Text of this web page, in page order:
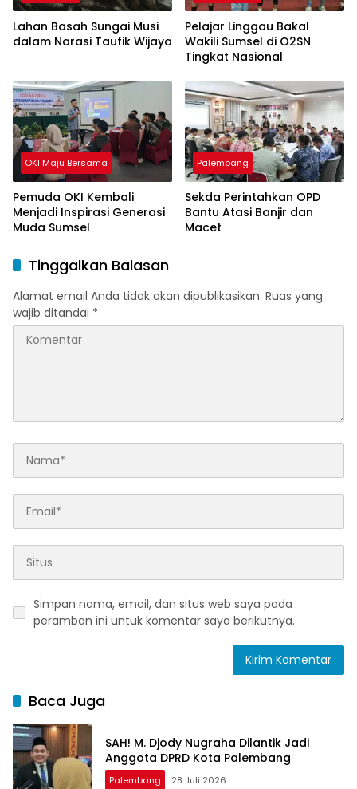
Lahan Basah Sungai Musi
dalam Narasi Taufik Wijaya
Pelajar Linggau Bakal
Wakili Sumsel di O2SN
Tingkat Nasional
OKI Maju Bersama
Pemuda OKI Kembali
Menjadi Inspirasi Generasi
Muda Sumsel
Palembang
Sekda Perintahkan OPD
Bantu Atasi Banjir dan
Macet
Tinggalkan Balasan
Alamat email Anda tidak akan dipublikasikan. Ruas yang
wajib ditandai *
Simpan nama, email, dan situs web saya pada
peramban ini untuk komentar saya berikutnya.
Baca Juga
SAH! M. Djody Nugraha Dilantik Jadi
Anggota DPRD Kota Palembang
Palembang 28 Juli 2026